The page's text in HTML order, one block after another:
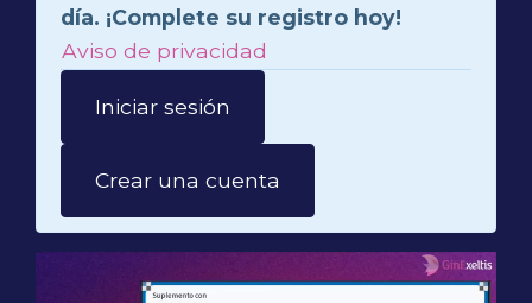
día. ¡Complete su registro hoy!
Aviso de privacidad
Iniciar sesión
Crear una cuenta